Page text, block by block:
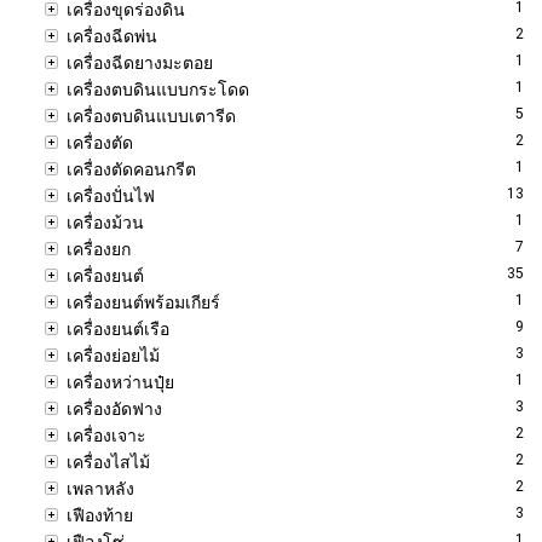
เครื่องขุดร่องดิน 1
เครื่องฉีดพ่น 2
เครื่องฉีดยางมะตอย 1
เครื่องตบดินแบบกระโดด 1
เครื่องตบดินแบบเตารีด 5
เครื่องตัด 2
เครื่องตัดคอนกรีต 1
เครื่องปั่นไฟ 13
เครื่องม้วน 1
เครื่องยก 7
เครื่องยนต์ 35
เครื่องยนต์พร้อมเกียร์ 1
เครื่องยนต์เรือ 9
เครื่องย่อยไม้ 3
เครื่องหว่านปุ๋ย 1
เครื่องอัดฟาง 3
เครื่องเจาะ 2
เครื่องไสไม้ 2
เพลาหลัง 2
เฟืองท้าย 3